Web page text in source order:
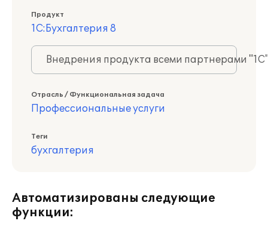
Продукт
1С:Бухгалтерия 8
Внедрения продукта всеми партнерами
Отрасль / Функциональная задача
Профессиональные услуги
Теги
бухгалтерия
Автоматизированы следующие
функции: